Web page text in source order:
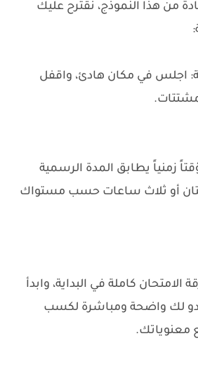
من هذا النموذج، نقترح عليك
اجلس في مكان هادئ، واقفل
زمنياً يطابق المدة الرسمية
أو ثلاث ساعات حسب مستواك
الامتحان كاملة في البداية، وابدأ
لك واضحة ومباشرة لكسب
معنوياتك.